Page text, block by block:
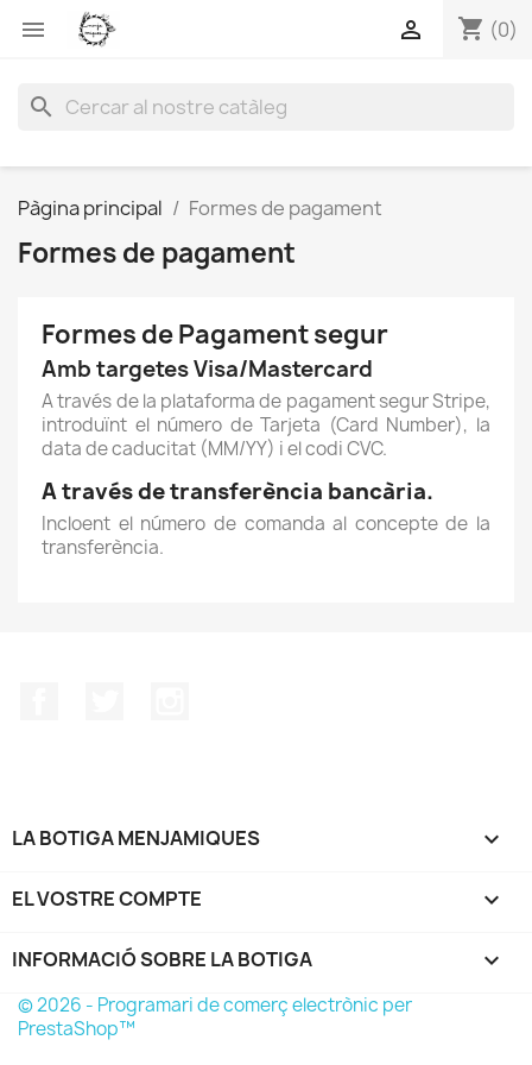
 shopping_cart (0)

search
Pàgina principal Formes de pagament
Formes de pagament
Formes de Pagament segur
Amb targetes Visa/Mastercard
A través de la plataforma de pagament segur Stripe,
introduïnt el número de Tarjeta (Card Number), la
data de caducitat (MM/YY) i el codi CVC.
A través de transferència bancària.
Incloent el número de comanda al concepte de la
transferència.
LA BOTIGA MENJAMIQUES 
EL VOSTRE COMPTE 
INFORMACIÓ SOBRE LA BOTIGA keyboard_arrow_down
© 2026 - Programari de comerç electrònic per
PrestaShop™